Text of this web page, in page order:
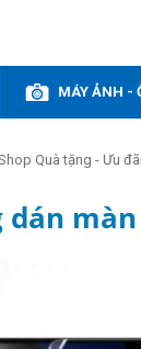
MÁY ẢNH -
Quà tặng - Ưu đãi